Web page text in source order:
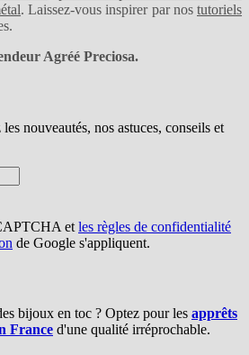
. Laissez-vous inspirer par nostutoriels
Agréé Preciosa.
les nouveautés, nos astuces, conseils et
et les règles de confidentialité
de Google s'appliquent.
bijoux en toc ? Optez pour les apprêts
France d'une qualité irréprochable.